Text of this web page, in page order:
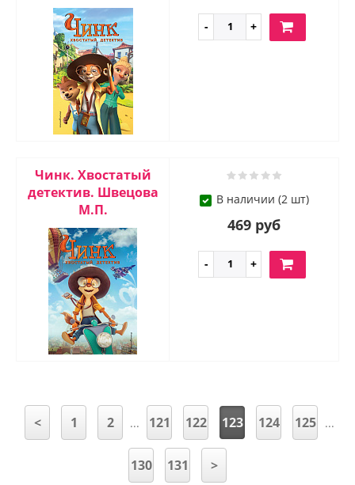
Чинк. Хвостатый
детектив. Швецова
М.П.
В наличии (2 шт)
469 руб
< 1 2 ... 121 122 123 124 125 ...
130 131 >